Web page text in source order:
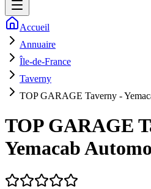
Accueil
Annuaire
Île-de-France
Taverny
TOP GARAGE Taverny -
TOP GARAGE
Yemacab